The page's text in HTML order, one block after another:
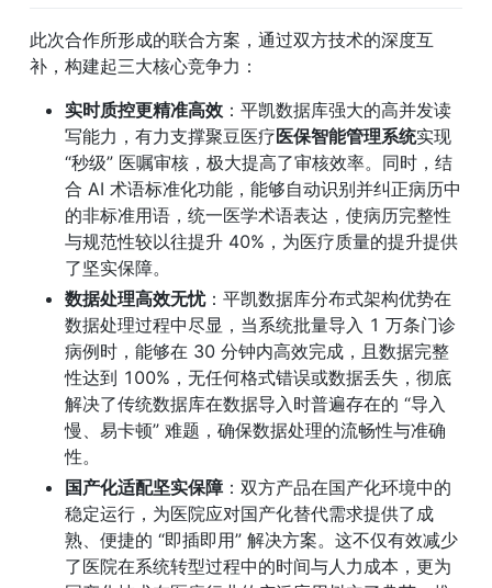
此次合作所形成的联合方案，通过双方技术的深度互
补，构建起三大核心竞争力：
实时质控更精准高效 ：平凯数据库强大的高并发读
写能力，有力支撑聚豆医疗医保智能管理系统实现
“秒级” 医嘱审核，极大提高了审核效率。同时，结
合 AI 术语标准化功能，能够自动识别并纠正病历中
的非标准用语，统一医学术语表达，使病历完整性
与规范性较以往提升 40%，为医疗质量的提升提供
了坚实保障。
数据处理高效无忧：平凯数据库分布式架构优势在
数据处理过程中尽显，当系统批量导入 1 万条门诊
病例时，能够在 30 分钟内高效完成，且数据完整
性达到 100%，无任何格式错误或数据丢失，彻底
解决了传统数据库在数据导入时普遍存在的 “导入
慢、易卡顿” 难题，确保数据处理的流畅性与准确
性。
国产化适配坚实保障：双方产品在国产化环境中的
稳定运行，为医院应对国产化替代需求提供了成
熟、便捷的 “即插即用” 解决方案。这不仅有效减少
了医院在系统转型过程中的时间与人力成本，更为